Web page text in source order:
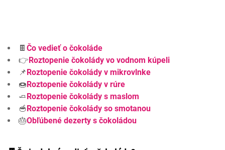
🍫 Čo vedieť o čokoláde
👉Roztopenie čokolády vo vodnom kúpeli
📌Roztopenie čokolády v mikrovlnke
🍩Roztopenie čokolády v rúre
🧈Roztopenie čokolády s maslom
🥣Roztopenie čokolády so smotanou
🎂Obľúbené dezerty s čokoládou